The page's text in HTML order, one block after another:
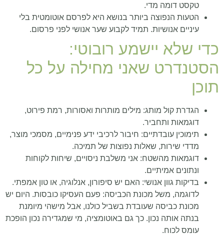
טקסט דומה מדי.
הטעות הנפוצה ביותר בנושא היא לפרסם אוטומטית בלי
עיניים אנושיות. תמיד לקבוע שער אנושי לפני פרסום.
כדי שלא יישמע רובוטי:
הסטנדרט שאני מחילה על כל
תוכן
הגדרת קול מותג: מילים מותרות ואסורות, רמת פירוט,
דוגמאות ותחביר.
תימוכין עובדתיים: חיבור לרכיבי ידע פנימיים, מסמכי מוצר,
מדדי שירות, שאלות נפוצות של תמיכה.
דוגמאות מהשטח: אני משלבת ניסויים, שיחות לקוחות
ונתונים אמיתיים.
בדיקות גוון אנושי: האם יש סיפורון, אנלוגיה, או טון אמפתי.
לדוגמה, משל מכונת הכביסה: פעם העסיקו כובסות. היום יש
מכונת כביסה שעובדת בשביל כולנו, אבל מישהי מיומנת
בנתה אותה נכון. כך גם באוטומציה, מי שמגדירה נכון הופכת
עומס לכוח.